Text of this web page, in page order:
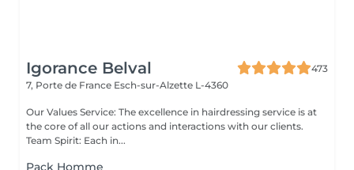
Igorance Belval
473
7, Porte de France Esch-sur-Alzette L-4360
Our Values Service: The excellence in hairdressing service is at
the core of all our actions and interactions with our clients.
Team Spirit: Each in...
Pack Homme